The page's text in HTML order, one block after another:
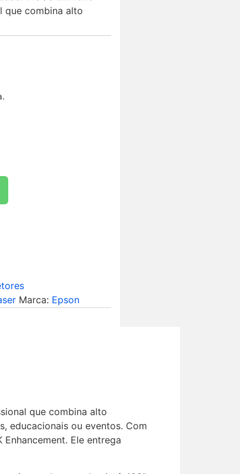
que combina alto
Marca: Epson
que combina alto
educacionais ou eventos. Com
Ele entrega